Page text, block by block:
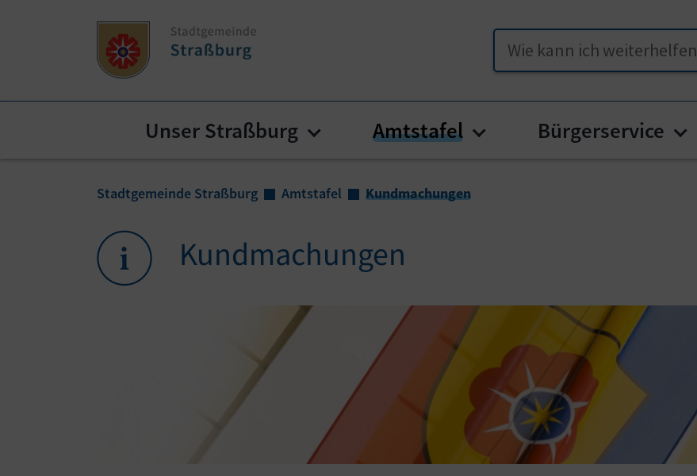
Suche
Unser Straßburg Submenu for "Unser Straßburg"
Amtstafel Submenu for "Amtstafel"
Bürgerservice
Stadtgemeinde Straßburg Amtstafel Kundmachungen
Kundmachungen